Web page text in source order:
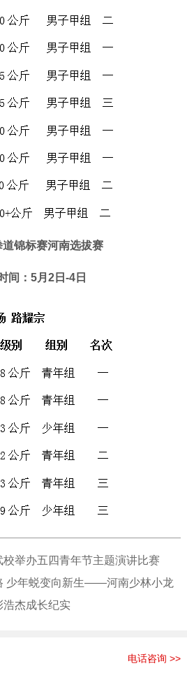
标赛河南选拔赛
：5月2日-4日
举办五四青年节主题演讲比赛
少年蜕变向新生——河南少林小龙
杰成长纪实
电话咨询 >>